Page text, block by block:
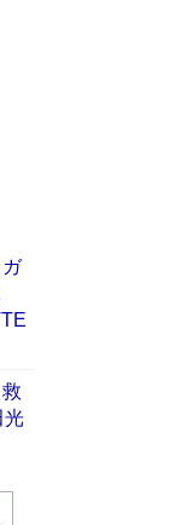
第
ち
ク
光